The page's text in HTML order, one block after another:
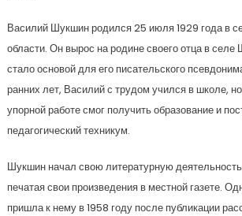
Василий Шукшин родился 25 июля 1929 года в
области. Он вырос на родине своего отца в селе
стало основой для его писательского
ранних лет, Василий с трудом учился в школе,
упорной работе смог получить образование и
педагогический техникум.
Шукшин начал свою литературную
печатая свои произведения в местной газете.
пришла к нему в 1958 году после публикации